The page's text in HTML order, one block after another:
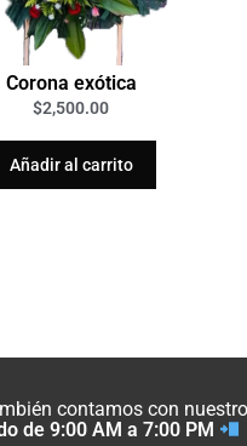
Corona exótica
$2,500.00
Añadir al carrito
contamos con
de 9:00 AM a 7:00 PM